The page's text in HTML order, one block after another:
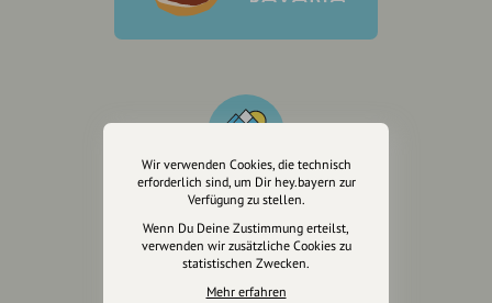
Wir sind auch auf
Wir verwenden Cookies, die technisch
erforderlich sind, um Dir hey.bayern zur
Verfügung zu stellen.
Wenn Du Deine Zustimmung erteilst,
verwenden wir zusätzliche Cookies zu
statistischen Zwecken.
Mehr erfahren